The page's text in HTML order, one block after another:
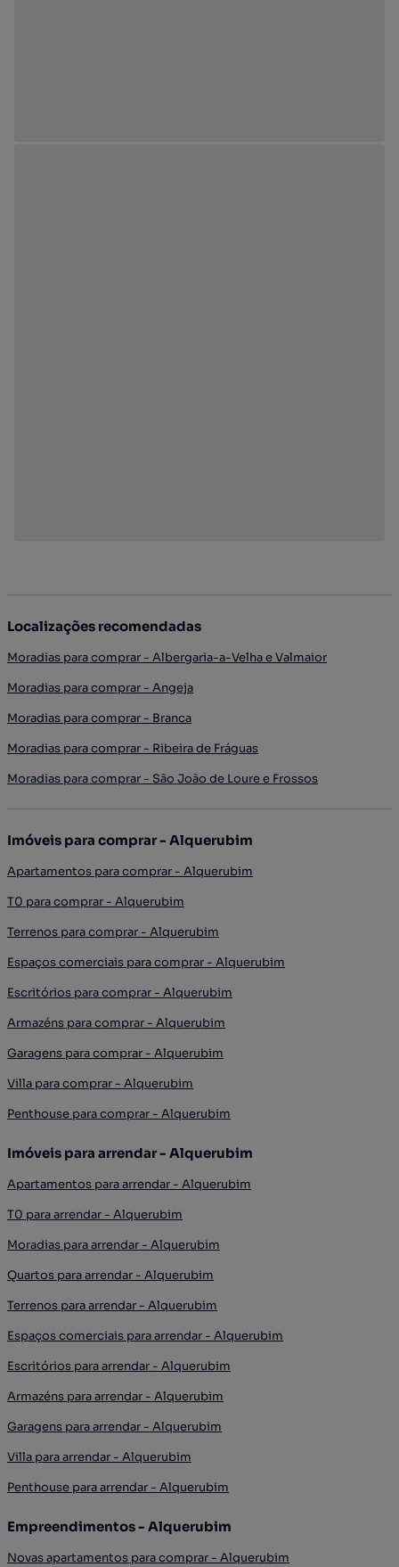
Localizações recomendadas
Moradias para comprar - Albergaria-a-Velha e Valmaior
Moradias para comprar - Angeja
Moradias para comprar - Branca
Moradias para comprar - Ribeira de Fráguas
Moradias para comprar - São João de Loure e Frossos
Imóveis para comprar - Alquerubim
Apartamentos para comprar - Alquerubim
T0 para comprar - Alquerubim
Terrenos para comprar - Alquerubim
Espaços comerciais para comprar - Alquerubim
Escritórios para comprar - Alquerubim
Armazéns para comprar - Alquerubim
Garagens para comprar - Alquerubim
Villa para comprar - Alquerubim
Penthouse para comprar - Alquerubim
Imóveis para arrendar - Alquerubim
Apartamentos para arrendar - Alquerubim
T0 para arrendar - Alquerubim
Moradias para arrendar - Alquerubim
Quartos para arrendar - Alquerubim
Terrenos para arrendar - Alquerubim
Espaços comerciais para arrendar - Alquerubim
Escritórios para arrendar - Alquerubim
Armazéns para arrendar - Alquerubim
Garagens para arrendar - Alquerubim
Villa para arrendar - Alquerubim
Penthouse para arrendar - Alquerubim
Empreendimentos - Alquerubim
Novas apartamentos para comprar - Alquerubim